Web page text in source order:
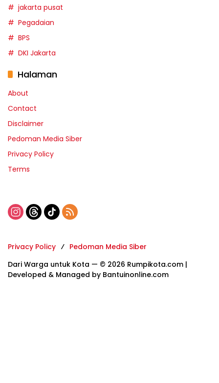
jakarta pusat
Pegadaian
BPS
DKI Jakarta
Halaman
About
Contact
Disclaimer
Pedoman Media Siber
Privacy Policy
Terms
Privacy Policy
Pedoman Media Siber
Dari Warga untuk Kota — © 2026 Rumpikota.com |
Developed & Managed by Bantuinonline.com